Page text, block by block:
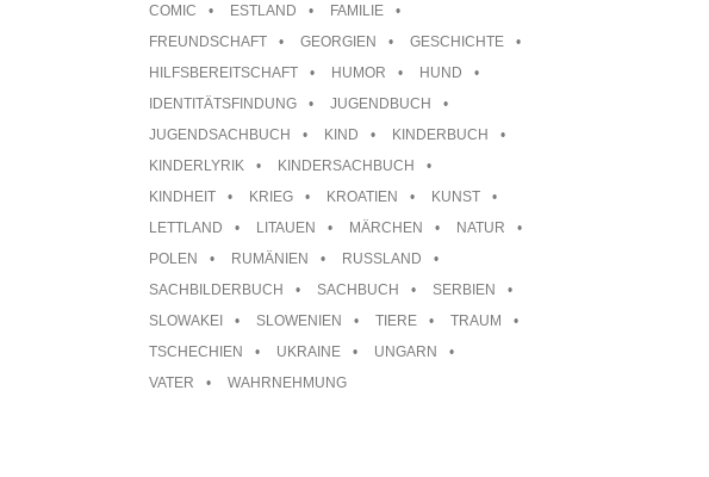
COMIC
ESTLAND
FAMILIE
FREUNDSCHAFT
GEORGIEN
GESCHICHTE
HILFSBEREITSCHAFT
HUMOR
HUND
IDENTITÄTSFINDUNG
JUGENDBUCH
JUGENDSACHBUCH
KIND
KINDERBUCH
KINDERLYRIK
KINDERSACHBUCH
KINDHEIT
KRIEG KROATIEN
KUNST
LETTLAND
LITAUEN MÄRCHEN
NATUR
POLEN
RUMÄNIEN
RUSSLAND
SACHBILDERBUCH
SACHBUCH
SERBIEN
SLOWAKEI
SLOWENIEN TIERE
TRAUM
TSCHECHIEN
UKRAINE
UNGARN
VATER
WAHRNEHMUNG